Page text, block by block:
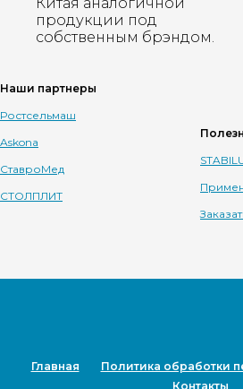
продукции под
собственным брэндом.
Наши партнеры
Ростсельмаш
Askona
СтавроМед
СТОЛПЛИТ
Главная
Политика обработки
Контакты